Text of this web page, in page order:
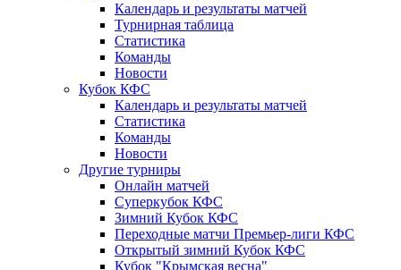
Календарь и результаты матчей
Турнирная таблица
Статистика
Команды
Новости
Кубок КФС
Календарь и результаты матчей
Статистика
Команды
Новости
Другие турниры
Онлайн матчей
Суперкубок КФС
Зимний Кубок КФС
Переходные матчи Премьер-лиги КФС
Открытый зимний Кубок КФС
Кубок "Крымская весна"